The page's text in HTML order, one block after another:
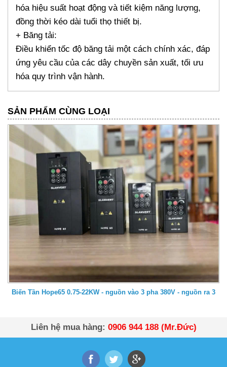
hóa hiệu suất hoạt động và tiết kiệm năng lượng,
đồng thời kéo dài tuổi thọ thiết bị.
+ Băng tải:
Điều khiển tốc độ băng tải một cách chính xác, đáp
ứng yêu cầu của các dây chuyền sản xuất, tối ưu
hóa quy trình vận hành.
SẢN PHẨM CÙNG LOẠI
Biến Tần Hope65 0.75-22KW - nguồn vào 3 pha 380V - nguồn ra 3
Liên hệ mua hàng: 0906 944 188 (Mr.Đức)